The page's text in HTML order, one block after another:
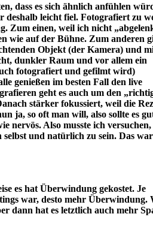
dass es sich ähnlich anfühlen
deshalb leicht fiel. Fotografiert zu
Zum einen, weil ich nicht
wie auf der Bühne. Zum anderen
Objekt (der Kamera) und
dunkler Raum und vor allem ein
fotografiert und gefilmt wird)
genießen im besten Fall den live
geht es auch um den
stärker fokussiert, weil die
ja, so oft man will, also sollte es
nervös. Also musste ich versuchen,
selbst und natürlich zu sein. Das war
es hat Überwindung gekostet. Je
war, desto mehr Überwindung.
dann hat es letztlich auch mehr